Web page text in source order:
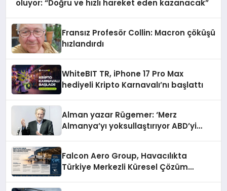
oluyor: “Doğru ve hızlı hareket eden kazanacak”
Fransız Profesör Collin: Macron çöküşü
hızlandırdı
WhiteBIT TR, iPhone 17 Pro Max
hediyeli Kripto Karnavalı’nı başlattı
Alman yazar Rügemer: ‘Merz
Almanya’yı yoksullaştırıyor ABD’yi
Falcon Aero Group, Havacılıkta
Türkiye Merkezli Küresel Çözüm